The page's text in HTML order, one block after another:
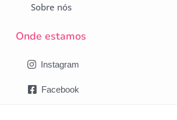
Sobre nós
Onde estamos
Instagram
Facebook